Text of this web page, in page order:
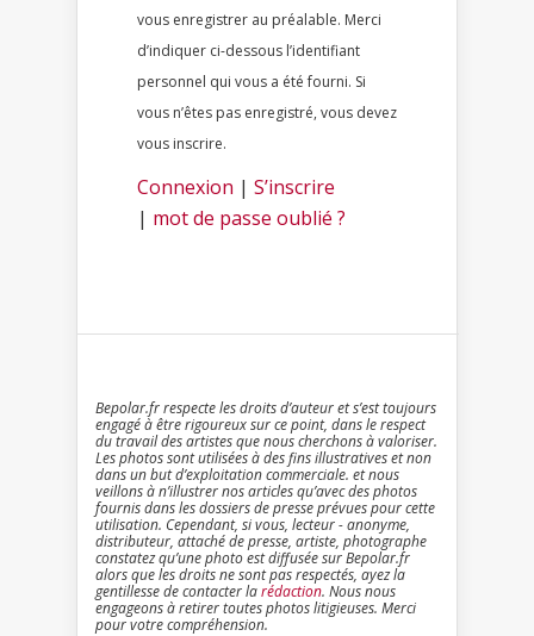
vous enregistrer au préalable. Merci
d’indiquer ci-dessous l’identifiant
personnel qui vous a été fourni. Si
vous n’êtes pas enregistré, vous devez
vous inscrire.
Connexion | S’inscrire
| mot de passe oublié ?
Bepolar.fr respecte les droits d’auteur et s’est toujours
engagé à être rigoureux sur ce point, dans le respect
du travail des artistes que nous cherchons à valoriser.
Les photos sont utilisées à des fins illustratives et non
dans un but d’exploitation commerciale. et nous
veillons à n’illustrer nos articles qu’avec des photos
fournis dans les dossiers de presse prévues pour cette
utilisation. Cependant, si vous, lecteur - anonyme,
distributeur, attaché de presse, artiste, photographe
constatez qu’une photo est diffusée sur Bepolar.fr
alors que les droits ne sont pas respectés, ayez la
gentillesse de contacter larédaction. Nous nous
engageons à retirer toutes photos litigieuses. Merci
pour votre compréhension.